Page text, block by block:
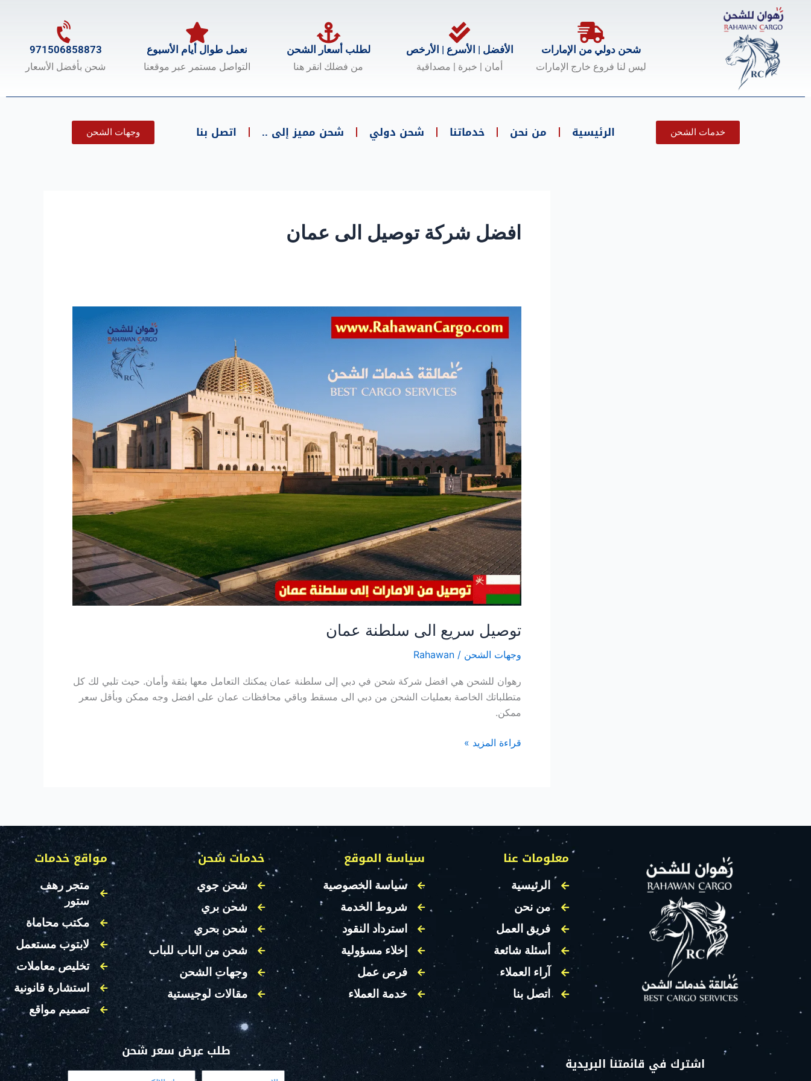
شحن دولي من الإمارات
ليس لنا فروع خارج الإمارات
الأفضل | الأسرع | الأرخص
أمان | خبرة | مصداقية
لطلب أسعار الشحن
من فضلك انقر هنا
نعمل طوال أيام الأسبوع
التواصل مستمر عبر موقعنا
971506858873
شحن بأفضل الأسعار
خدمات الشحن الرئيسية من نحن خدماتنا شحن دولي شحن مميز إلى .. اتصل بنا وجهات الشحن
افضل شركة توصيل الى عمان
توصيل سريع الى سلطنة عمان
وجهات الشحن /
Rahawan
رهوان للشحن هي افضل شركة شحن في دبي إلى سلطنة عمان يمكنك التعامل معها بثقة وأمان. حيث تلبي لك كل
متطلباتك الخاصة بعمليات الشحن من دبي الى مسقط وباقي محافظات عمان على افضل وجه ممكن وبأقل سعر
ممكن.
توصيل
سريع
قراءة المزيد »
معلومات عنا
الرئيسية
من نحن
فريق العمل
أسئلة شائعة
آراء العملاء
اتصل بنا
سياسة الموقع
سياسة الخصوصية
شروط الخدمة
استرداد النقود
إخلاء مسؤولية
فرص عمل
خدمة العملاء
خدمات شحن
شحن جوي
شحن بري
شحن بحري
شحن من الباب للباب
وجهات الشحن
مقالات لوجيستية
مواقع خدمات
متجر رهف
ستور
مكتب محاماة
لابتوب مستعمل
تخليص معاملات
استشارة قانونية
تصميم مواقع
اشترك في قائمتنا البريدية
طلب عرض سعر شحن